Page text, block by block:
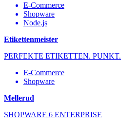
E-Commerce
Shopware
Node.js
Etikettenmeister
PERFEKTE ETIKETTEN. PUNKT.
E-Commerce
Shopware
Mellerud
SHOPWARE 6 ENTERPRISE